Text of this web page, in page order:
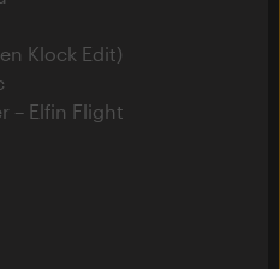
Klock Edit)
– Elfin Flight